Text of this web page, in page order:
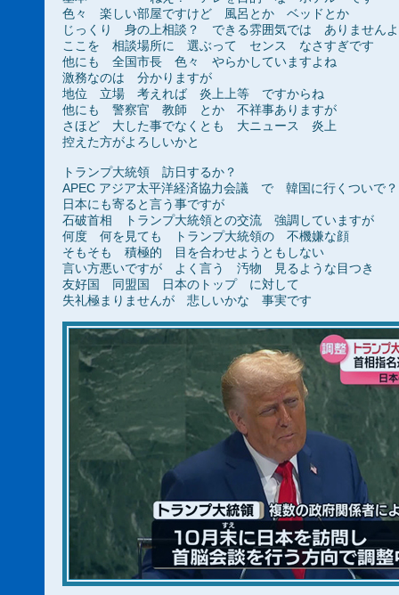
色々 楽しい部屋ですけど 風呂とか ベッドとか
じっくり 身の上相談？ できる雰囲気では ありませんよ
ここを 相談場所に 選ぶって センス なさすぎです
他にも 全国市長 色々 やらかしていますよね
激務なのは 分かりますが
地位 立場 考えれば 炎上上等 ですからね
他にも 警察官 教師 とか 不祥事ありますが
さほど 大した事でなくとも 大ニュース 炎上
控えた方がよろしいかと
トランプ大統領 訪日するか？
APEC アジア太平洋経済協力会議 で 韓国に行くついで？
日本にも寄ると言う事ですが
石破首相 トランプ大統領との交流 強調していますが
何度 何を見ても トランプ大統領の 不機嫌な顔
そもそも 積極的 目を合わせようともしない
言い方悪いですが よく言う 汚物 見るような目つき
友好国 同盟国 日本のトップ に対して
失礼極まりませんが 悲しいかな 事実です